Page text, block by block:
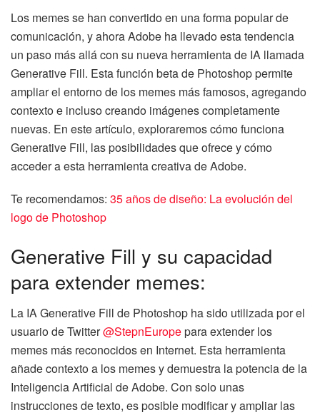
Los memes se han convertido en una forma popular de
comunicación, y ahora Adobe ha llevado esta tendencia
un paso más allá con su nueva herramienta de IA llamada
Generative Fill. Esta función beta de Photoshop permite
ampliar el entorno de los memes más famosos, agregando
contexto e incluso creando imágenes completamente
nuevas. En este artículo, exploraremos cómo funciona
Generative Fill, las posibilidades que ofrece y cómo
acceder a esta herramienta creativa de Adobe.
Te recomendamos: 35 años de diseño: La evolución del
logo de Photoshop
Generative Fill y su capacidad
para extender memes:
La IA Generative Fill de Photoshop ha sido utilizada por el
usuario de Twitter@StepnEuropepara extender los
memes más reconocidos en Internet. Esta herramienta
añade contexto a los memes y demuestra la potencia de la
Inteligencia Artificial de Adobe. Con solo unas
instrucciones de texto, es posible modificar y ampliar las